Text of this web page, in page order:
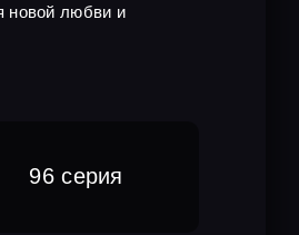
новой любви и
96 серия